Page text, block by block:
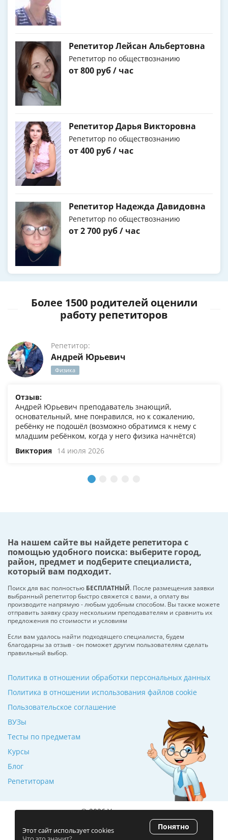
Репетитор Лейсан Альбертовна
Репетитор по обществознанию
от 800 руб / час
Репетитор Дарья Викторовна
Репетитор по обществознанию
от 400 руб / час
Репетитор Надежда Давидовна
Репетитор по обществознанию
от 2 700 руб / час
Более 1500 родителей оценили
работу репетиторов
Репетитор:
Андрей Юрьевич
Физика
Отзыв:
Андрей Юрьевич преподаватель знающий,
основательный, мне понравился, но к сожалению,
ребёнку не подошёл (возможно обратимся к нему с
младшим ребёнком, когда у него физика начнётся)
Виктория 14 июля 2026
На нашем сайте вы найдете репетитора с
помощью удобного поиска: выберите город,
район, предмет и подберите специалиста,
который вам подходит.
Поиск для вас полностью БЕСПЛАТНЫЙ. После размещения заявки
выбранный репетитор быстро свяжется с вами, а оплату вы
производите напрямую - любым удобным способом. Вы также можете
отправить заявку сразу нескольким преподавателям и сравнить их
предложения по стоимости и условиям
Если вам удалось найти подходящего специалиста, будем
благодарны за отзыв - он поможет другим пользователям сделать
правильный выбор.
ВУЗы
Тесты по предметам
Курсы
Блог
Репетиторам
Политика в отношении обработки персональных данных
Политика в отношении использования файлов cookie
Пользовательское соглашение
© 2026 Училкин.ru
Рейтинг 5.0
(120 отзывов)
Этот сайт использует cookies
Понятно